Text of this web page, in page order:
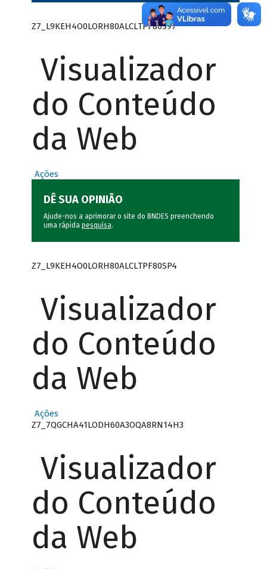
Z7_L9KEH4O0LORH80ALCLTPF80S97
Visualizador
do Conteúdo
da Web
Ações
DÊ SUA OPINIÃO
Ajude-nos a aprimorar o site do BNDES preenchendo
uma rápida pesquisa.
Z7_L9KEH4O0LORH80ALCLTPF80SP4
Visualizador
do Conteúdo
da Web
Ações
Z7_7QGCHA41LODH60A3OQA8RN14H3
Visualizador
do Conteúdo
da Web